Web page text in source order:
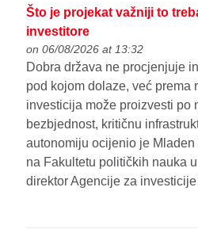
Što je projekat važniji to
investitore
on 06/08/2026 at 13:32
Dobra država ne procjenjuje
pod kojom dolaze, već prema
investicija može proizvesti po
bezbjednost, kritičnu
autonomiju ocijenio je
na Fakultetu političkih nauka
direktor Agencije za